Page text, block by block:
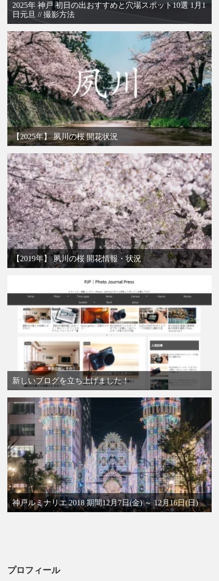
2025年 神戸 初日の出おすすめと穴場スポット10選 1月1
日元旦 // 撮影方法
【2025年】 夙川の桜 開花状況
【2019年】 夙川の桜 開花情報・状況
新しいブログを立ち上げました！
神戸ルミナリエ 2018 期間12月7日(金) ～ 12月16日(日)
プロフィール